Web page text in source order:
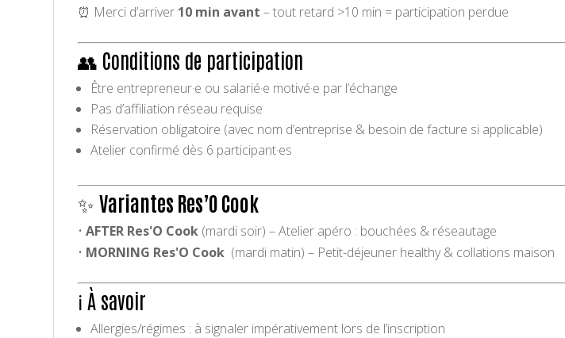
⏰ Merci d’arriver 10 min avant – tout retard >10 min = participation perdue
👥 Conditions de participation
Être entrepreneur·e ou salarié·e motivé·e par l’échange
Pas d’affiliation réseau requise
Réservation obligatoire (avec nom d’entreprise & besoin de facture si applicable)
Atelier confirmé dès 6 participant·es
✨Variantes Res’O Cook
•AFTER Res'O Cook (mardi soir) – Atelier apéro : bouchées & réseautage
• MORNING Res'O Cook (mardi matin) – Petit-déjeuner healthy & collations maison
ℹ️ À savoir
Allergies/régimes : à signaler impérativement lors de l’inscription